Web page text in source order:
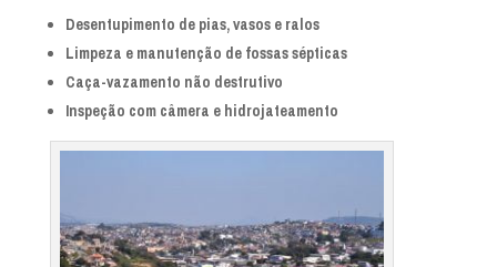
Desentupimento de pias, vasos e ralos
Limpeza e manutenção de fossas sépticas
Caça-vazamento não destrutivo
Inspeção com câmera e hidrojateamento